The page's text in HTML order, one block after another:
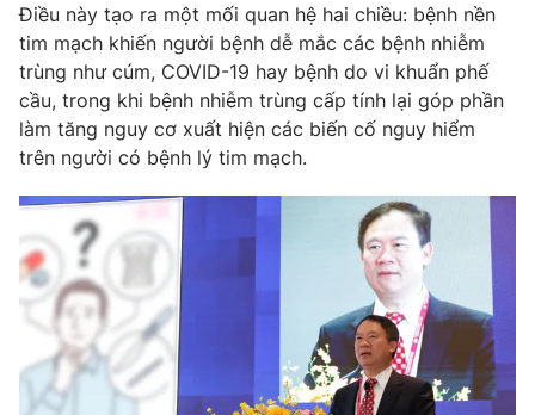
VTV Money VTV Thể thao
VTV Sức khoẻ Bất động sản
Thị trường 24h Tấm lòng Việt
VTV4 Vươn mình bằng AI
VTV9
Liên hệ tòa soạn English
Điều này tạo ra một mối quan hệ hai chiều: bệnh nền
tim mạch khiến người bệnh dễ mắc các bệnh nhiễm
trùng như cúm, COVID-19 hay bệnh do vi khuẩn phế
cầu, trong khi bệnh nhiễm trùng cấp tính lại góp phần
làm tăng nguy cơ xuất hiện các biến cố nguy hiểm
trên người có bệnh lý tim mạch.